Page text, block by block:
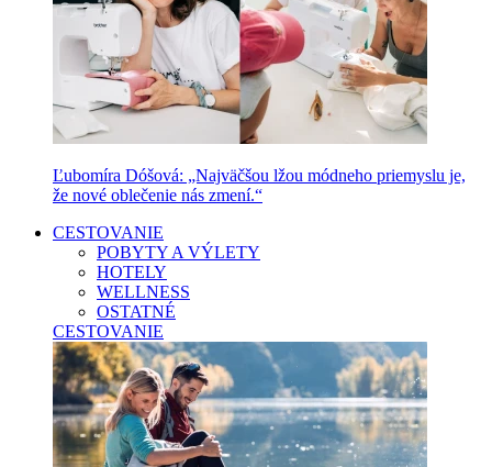
Ľubomíra Dóšová: „Najväčšou lžou módneho priemyslu je,
že nové oblečenie nás zmení.“
CESTOVANIE
POBYTY A VÝLETY
HOTELY
WELLNESS
OSTATNÉ
CESTOVANIE